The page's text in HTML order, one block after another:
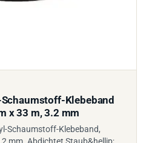
Klebeband
x 33 m, 3.2 mm
Schaumstoff-Klebeband,